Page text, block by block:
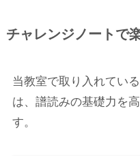
チャレンジノートで
当教室で取り入れてい
は、譜読みの基礎力を
す。